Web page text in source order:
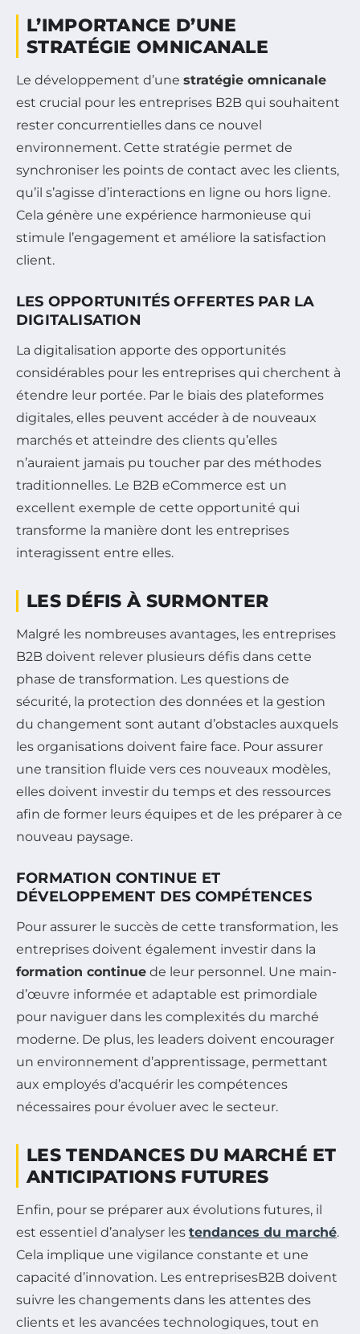
L’IMPORTANCE D’UNE
STRATÉGIE OMNICANALE
Le développement d’une stratégie omnicanale
est crucial pour les entreprises B2B qui souhaitent
rester concurrentielles dans ce nouvel
environnement. Cette stratégie permet de
synchroniser les points de contact avec les clients,
qu’il s’agisse d’interactions en ligne ou hors ligne.
Cela génère une expérience harmonieuse qui
stimule l’engagement et améliore la satisfaction
client.
LES OPPORTUNITÉS OFFERTES PAR LA
DIGITALISATION
La digitalisation apporte des opportunités
considérables pour les entreprises qui cherchent à
étendre leur portée. Par le biais des plateformes
digitales, elles peuvent accéder à de nouveaux
marchés et atteindre des clients qu’elles
n’auraient jamais pu toucher par des méthodes
traditionnelles. Le B2B eCommerce est un
excellent exemple de cette opportunité qui
transforme la manière dont les entreprises
interagissent entre elles.
LES DÉFIS À SURMONTER
Malgré les nombreuses avantages, les entreprises
B2B doivent relever plusieurs défis dans cette
phase de transformation. Les questions de
sécurité, la protection des données et la gestion
du changement sont autant d’obstacles auxquels
les organisations doivent faire face. Pour assurer
une transition fluide vers ces nouveaux modèles,
elles doivent investir du temps et des ressources
afin de former leurs équipes et de les préparer à ce
nouveau paysage.
FORMATION CONTINUE ET
DÉVELOPPEMENT DES COMPÉTENCES
Pour assurer le succès de cette transformation, les
entreprises doivent également investir dans la
formation continue de leur personnel. Une main-
d’œuvre informée et adaptable est primordiale
pour naviguer dans les complexités du marché
moderne. De plus, les leaders doivent encourager
un environnement d’apprentissage, permettant
aux employés d’acquérir les compétences
nécessaires pour évoluer avec le secteur.
LES TENDANCES DU MARCHÉ ET
ANTICIPATIONS FUTURES
Enfin, pour se préparer aux évolutions futures, il
est essentiel d’analyser les tendances du marché.
Cela implique une vigilance constante et une
capacité d’innovation. Les entreprisesB2B doivent
suivre les changements dans les attentes des
clients et les avancées technologiques, tout en